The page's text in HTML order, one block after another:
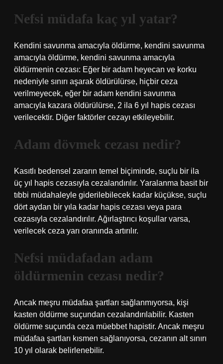
Nefsi müdafa kaç yıl yatar?
Kendini savunma amacıyla öldürme, kendini savunma
amacıyla öldürme, kendini savunma amacıyla
öldürmenin cezası: Eğer bir adam heyecan ve korku
nedeniyle sınırı aşarak öldürülürse, hiçbir ceza
verilmeyecek, eğer bir adam kendini savunma
amacıyla kazara öldürülürse, 2 ila 6 yıl hapis cezası
verilecektir. Diğer faktörler cezayı etkileyebilir.
Adam dövmek cezası nedir?
Kasıtlı bedensel zararın temel biçiminde, suçlu bir ila
üç yıl hapis cezasıyla cezalandırılır. Yaralanma basit bir
tıbbi müdahaleyle giderilebilecek kadar küçükse, suçlu
dört aydan bir yıla kadar hapis cezası veya para
cezasıyla cezalandırılır. Ağırlaştırıcı koşullar varsa,
verilecek ceza yarı oranında artırılır.
Nefsi müdafadan adam
öldürmenin cezası nedir?
Ancak meşru müdafaa şartları sağlanmıyorsa, kişi
kasten öldürme suçundan cezalandırılabilir. Kasten
öldürme suçunda ceza müebbet hapistir. Ancak meşru
müdafaa şartları kısmen sağlanıyorsa, cezanın alt sınırı
10 yıl olarak belirlenebilir.